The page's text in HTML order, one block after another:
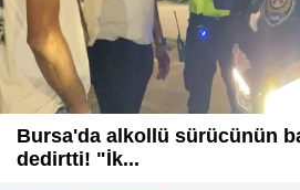
Bursa'da alkollü sürücünün
dedirtti! "İk...